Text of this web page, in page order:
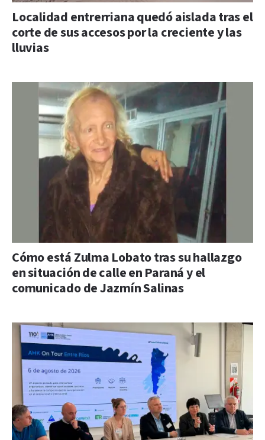
Localidad entrerriana quedó aislada tras el
corte de sus accesos por la creciente y las
lluvias
Cómo está Zulma Lobato tras su hallazgo
en situación de calle en Paraná y el
comunicado de Jazmín Salinas